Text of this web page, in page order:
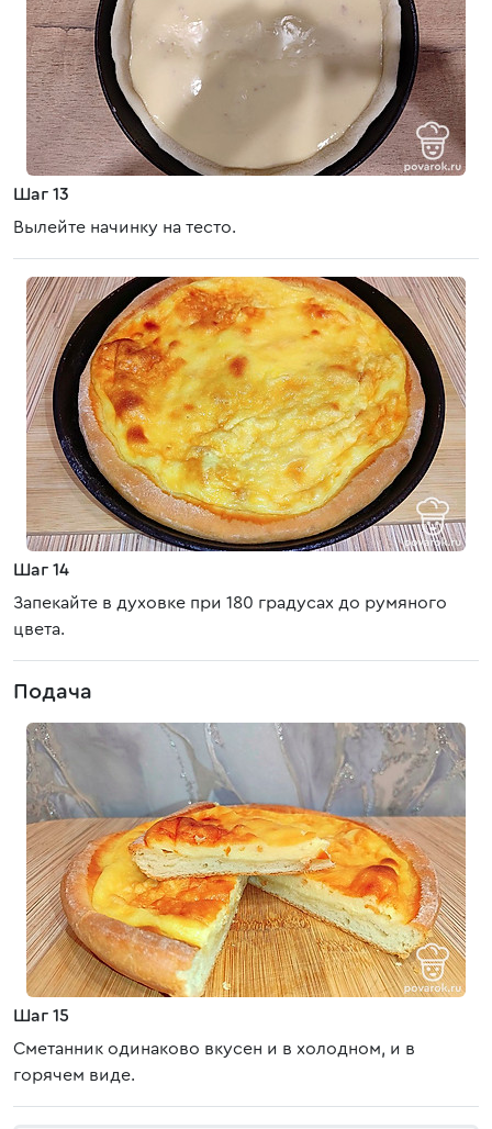
Шаг 13
Вылейте начинку на тесто.
Шаг 14
Запекайте в духовке при 180 градусах до румяного
цвета.
Подача
Шаг 15
Сметанник одинаково вкусен и в холодном, и в
горячем виде.